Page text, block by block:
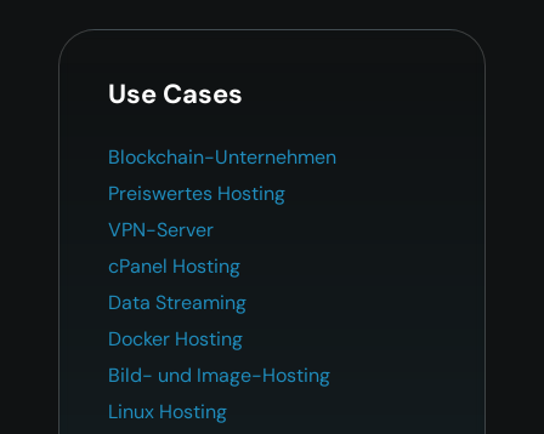
Use Cases
Blockchain-Unternehmen
Preiswertes Hosting
VPN-Server
cPanel Hosting
Data Streaming
Docker Hosting
Bild- und Image-Hosting
Linux Hosting